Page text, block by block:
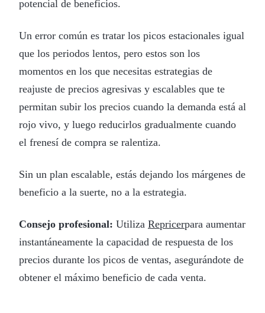
potencial de beneficios.
Un error común es tratar los picos estacionales igual
que los periodos lentos, pero estos son los
momentos en los que necesitas estrategias de
reajuste de precios agresivas y escalables que te
permitan subir los precios cuando la demanda está al
rojo vivo, y luego reducirlos gradualmente cuando
el frenesí de compra se ralentiza.
Sin un plan escalable, estás dejando los márgenes de
beneficio a la suerte, no a la estrategia.
Consejo profesional: Utiliza Repricerpara aumentar
instantáneamente la capacidad de respuesta de los
precios durante los picos de ventas, asegurándote de
obtener el máximo beneficio de cada venta.